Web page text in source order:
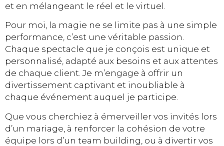
et en mélangeant le réel et le virtuel.
Pour moi, la magie ne se limite pas à une simple
performance, c’est une véritable passion.
Chaque spectacle que je conçois est unique et
personnalisé, adapté aux besoins et aux attentes
de chaque client. Je m’engage à offrir un
divertissement captivant et inoubliable à
chaque événement auquel je participe.
Que vous cherchiez à émerveiller vos invités lors
d’un mariage, à renforcer la cohésion de votre
équipe lors d’un team building, ou à divertir vos